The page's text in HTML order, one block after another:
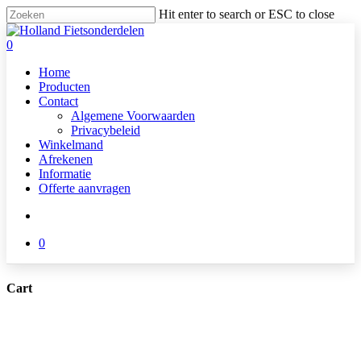
Skip
to
main
Hit enter to search or ESC to close
Close
Search
search
0
Home
Producten
Contact
Algemene Voorwaarden
Privacybeleid
Winkelmand
Afrekenen
Informatie
Offerte aanvragen
0
Cart